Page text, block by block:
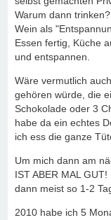
Warum dann
Wein als
Essen fertig, Küche
und entspannen.
Wäre vermutlich
gehören würde, die
Schokolade oder 3
habe da ein echtes
ich ess die ganze
Um mich dann am
IST ABER MAL
dann meist so 1-2
2010 habe ich 5